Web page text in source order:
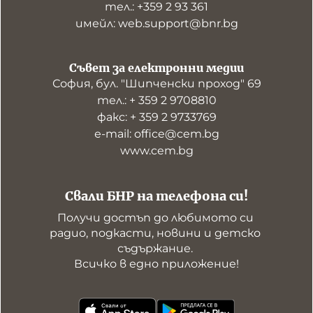
тел.: +359 2 93 361
имейл: web.support@bnr.bg
Свали БНР на телефона си!
Получи достъп до любимото си
радио, подкасти, новини и детско
съдържание.
Всичко в едно приложение!
Съвет за електронни медии
София, бул. "Шипченски проход" 69
тел.: + 359 2 9708810
факс: + 359 2 9733769
е-mail: office@cem.bg
www.cem.bg